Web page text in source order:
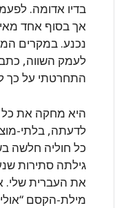
בדיו אדומה.
אך בסוף אחד
נכנע. במקרים
לעמק השווה,
התחרטתי על כך
היא מחקה את כל
לדעתה, בלתי-
כל חוליה חלשה
גילתה סתירות
את העברית שלי.
מילת-הקסם